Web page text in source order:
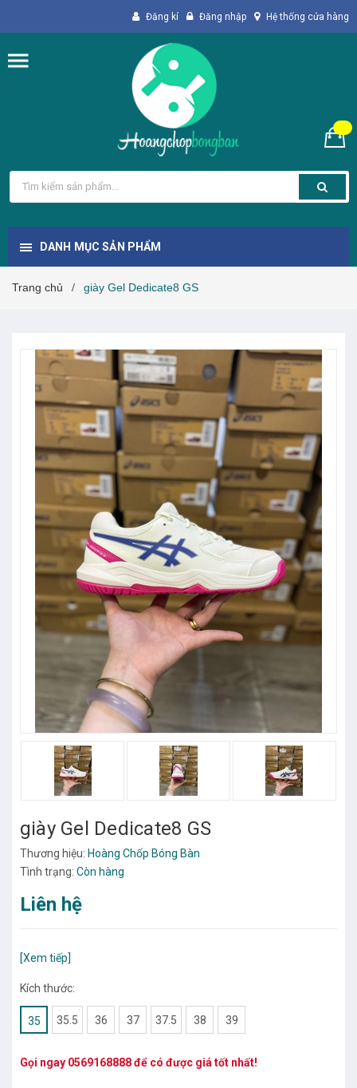
Đăng kí Đăng nhập Hệ thống cửa hàng
DANH MỤC SẢN PHẨM
Trang chủ / giày Gel Dedicate8 GS
giày Gel Dedicate8 GS
Thương hiệu: Hoàng Chốp Bóng Bàn
Tình trạng: Còn hàng
Liên hệ
[Xem tiếp]
Kích thước:
35 35.5 36 37 37.5 38 39
Gọi ngay 0569168888để có được giá tốt nhất!